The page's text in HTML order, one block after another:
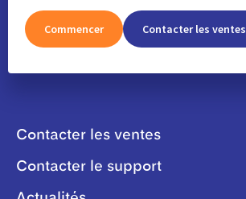
Commencer Contacter les ventes
Contacter les ventes
Contacter le support